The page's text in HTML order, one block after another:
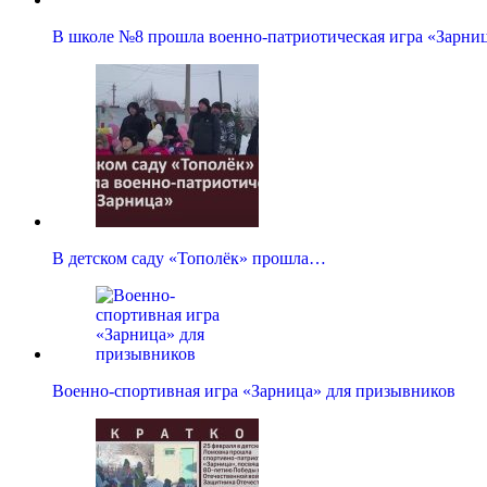
В школе №8 прошла военно-патриотическая игра
В детском саду «Тополёк» прошла…
Военно-спортивная игра «Зарница» для призывников